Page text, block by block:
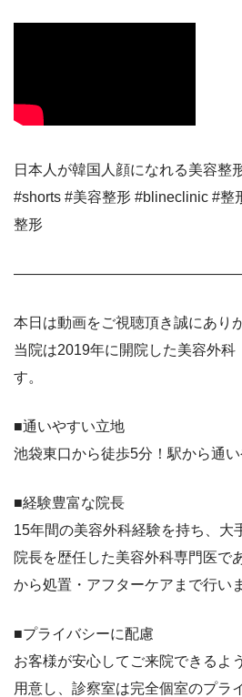
日本人が韓国人顔になれる美容整
#shorts #美容整形 #blineclinic #整
整形
本日は動画をご視聴頂き誠にあり
当院は2019年に開院した美容外科
す。
■通いやすい立地
池袋東口から徒歩5分！駅から通い
■経験豊富な院長
15年間の美容外科経験を持ち、大
院長を歴任した美容外科専門医で
から処置・アフターケアまで行い
■プライバシーに配慮
お客様が安心してご来院できるよ
用意し、診察室は完全個室のプラ